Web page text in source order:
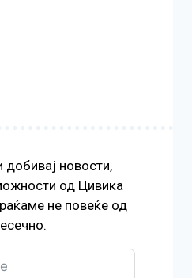
добивај новости,
од Цивика
не повеќе од